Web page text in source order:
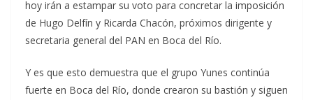
hoy irán a estampar su voto para concretar la imposición
de Hugo Delfín y Ricarda Chacón, próximos dirigente y
secretaria general del PAN en Boca del Río.
Y es que esto demuestra que el grupo Yunes continúa
fuerte en Boca del Río, donde crearon su bastión y siguen